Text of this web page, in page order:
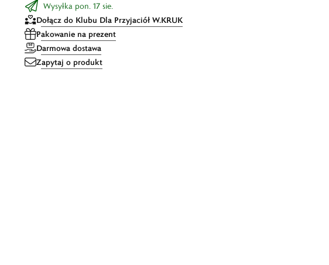
Wysyłka pon. 17 sie.
Dołącz do Klubu Dla Przyjaciół W.KRUK
Pakowanie na prezent
Darmowa dostawa
Zapytaj o produkt